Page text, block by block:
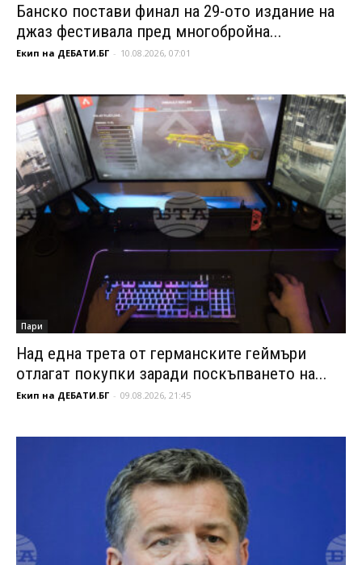
Банско постави финал на 29-ото издание на
джаз фестивала пред многобройна...
Екип на ДЕБАТИ.БГ - 10.08.2026, 07:01
Пари
Над една трета от германските геймъри
отлагат покупки заради поскъпването на...
Екип на ДЕБАТИ.БГ - 09.08.2026, 21:45